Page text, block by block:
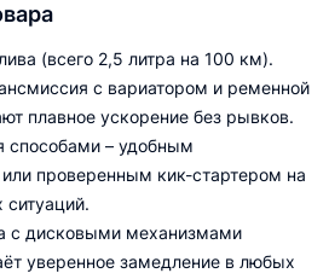
(всего 2,5 литра на 100 км).
с вариатором и ременной
плавное ускорение без рывков.
способами – удобным
проверенным кик-стартером на
ситуаций.
с дисковыми механизмами
уверенное замедление в любых